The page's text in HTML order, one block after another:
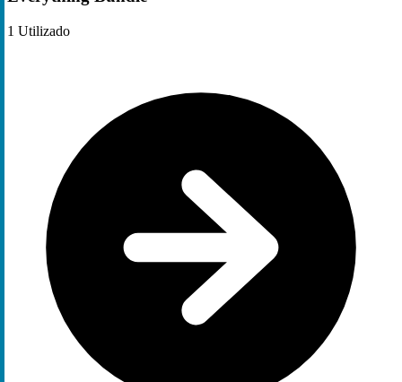
1 Utilizado